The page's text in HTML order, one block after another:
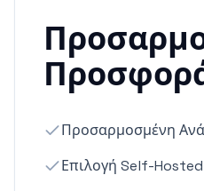
Προσαρμοσμένη
Επιλογή Self-Hosted